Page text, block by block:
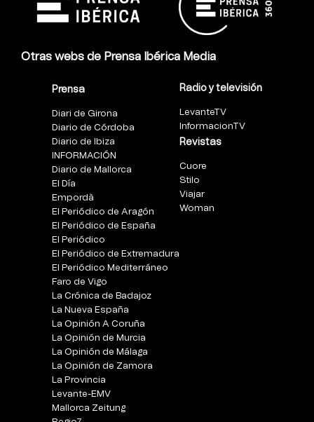
Otras webs de Prensa Ibérica Media
Prensa
Diari de Girona
Diario de Córdoba
Diario de Ibiza
INFORMACIÓN
Diario de Mallorca
El Día
Empordà
El Periódico de Aragón
El Periódico de España
El Periódico
El Periódico de Extremadura
El Periódico Mediterráneo
Faro de Vigo
La Crónica de Badajoz
La Nueva España
La Opinión A Coruña
La Opinión de Murcia
La Opinión de Málaga
La Opinión de Zamora
La Provincia
Levante-EMV
Mallorca Zeitung
Radio y televisión
LevanteTV
InformacionTV
Revistas
Cuore
Stilo
Viajar
Woman